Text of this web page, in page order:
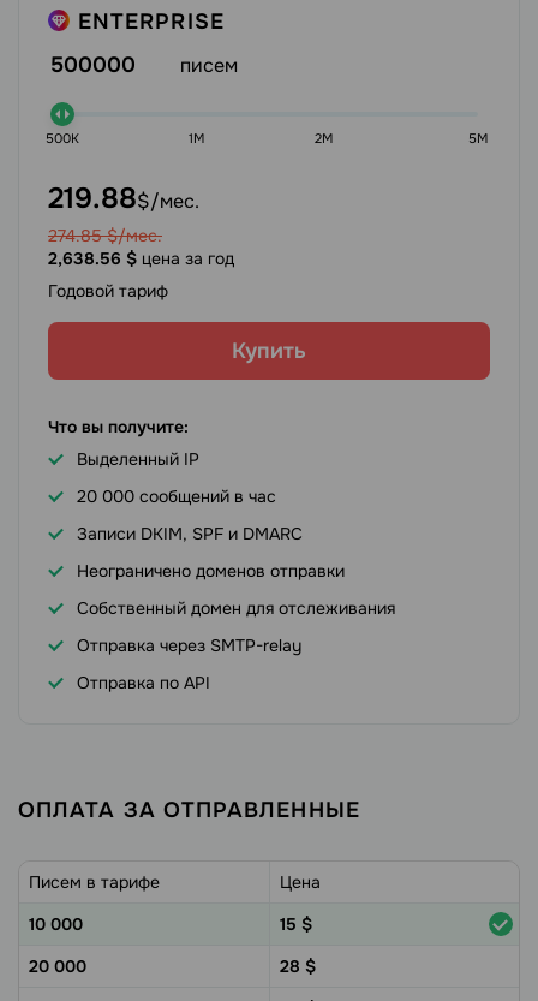
ENTERPRISE
500000
писем
500K 1M 2M 5M
219.88$/мес.
274.85 $/мес.
2,638.56 $ цена за год
Годовой тариф
Купить
Что вы получите:
Выделенный IP
20 000 сообщений в час
Записи DKIM, SPF и DMARC
Неограничено доменов отправки
Собственный домен для отслеживания
Отправка через SMTP-relay
Отправка по API
ОПЛАТА ЗА ОТПРАВЛЕННЫЕ
Писем в тарифе
Цена
10 000
15 $
20 000
28 $